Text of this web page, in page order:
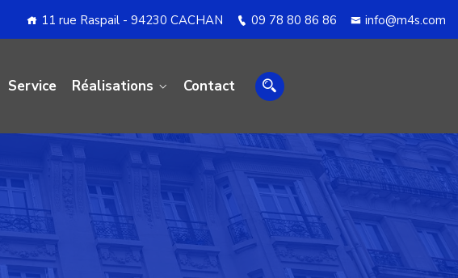
11 rue Raspail - 94230 CACHAN 09 78 80 86 86 info@m4s.com
Service Réalisations Contact